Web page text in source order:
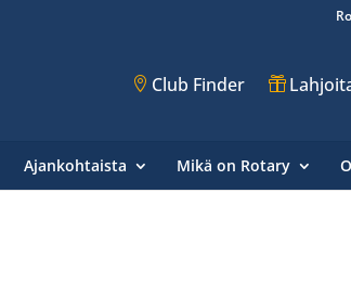
Club Finder
Ajankohtaista Mikä on Rotary